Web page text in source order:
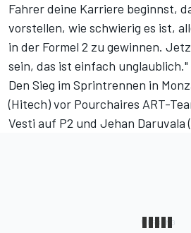
Fahrer deine Karriere beginnst,
vorstellen, wie schwierig es ist,
in der Formel 2 zu gewinnen.
sein, das ist einfach unglaublich."
Den Sieg im Sprintrennen in
(Hitech) vor Pourchaires ART-
Vesti auf P2 und Jehan Daruvala